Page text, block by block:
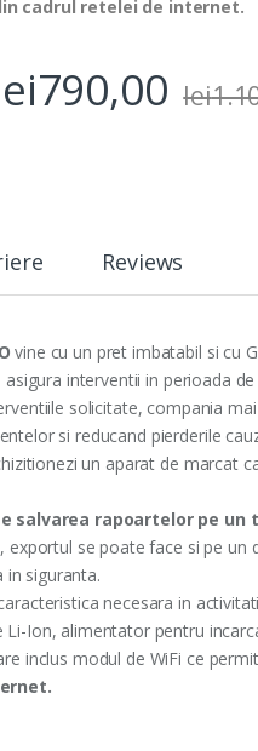
cadrul retelei de internet.
790,00 lei
Reviews
vine cu un pret imbatabil si cu
interventii in perioada
solicitate, compania
si reducand pierderile
un aparat de marcat
salvarea rapoartelor pe un
exportul se poate face si pe un
in siguranta.
necesara in
Ion, alimentator pentru
inclus modul de WiFi ce